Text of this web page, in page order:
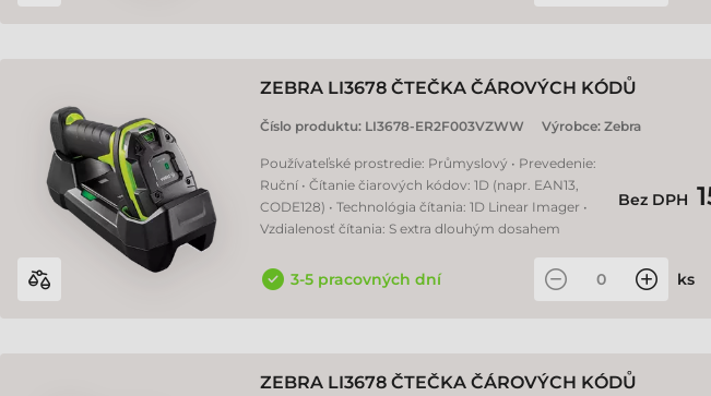
ZEBRA LI3678 ČTEČKA ČÁROVÝCH KÓDŮ
Číslo produktu: LI3678-ER2F003VZWW Výrobce: Zebra
Používateľské prostredie: Průmyslový • Prevedenie:
Ruční • Čítanie čiarových kódov: 1D (napr. EAN13,
CODE128) • Technológia čítania: 1D Linear Imager •
Vzdialenosť čítania: S extra dlouhým dosahem
Bez DPH
3-5 pracovných dní ks
ZEBRA LI3678 ČTEČKA ČÁROVÝCH KÓDŮ